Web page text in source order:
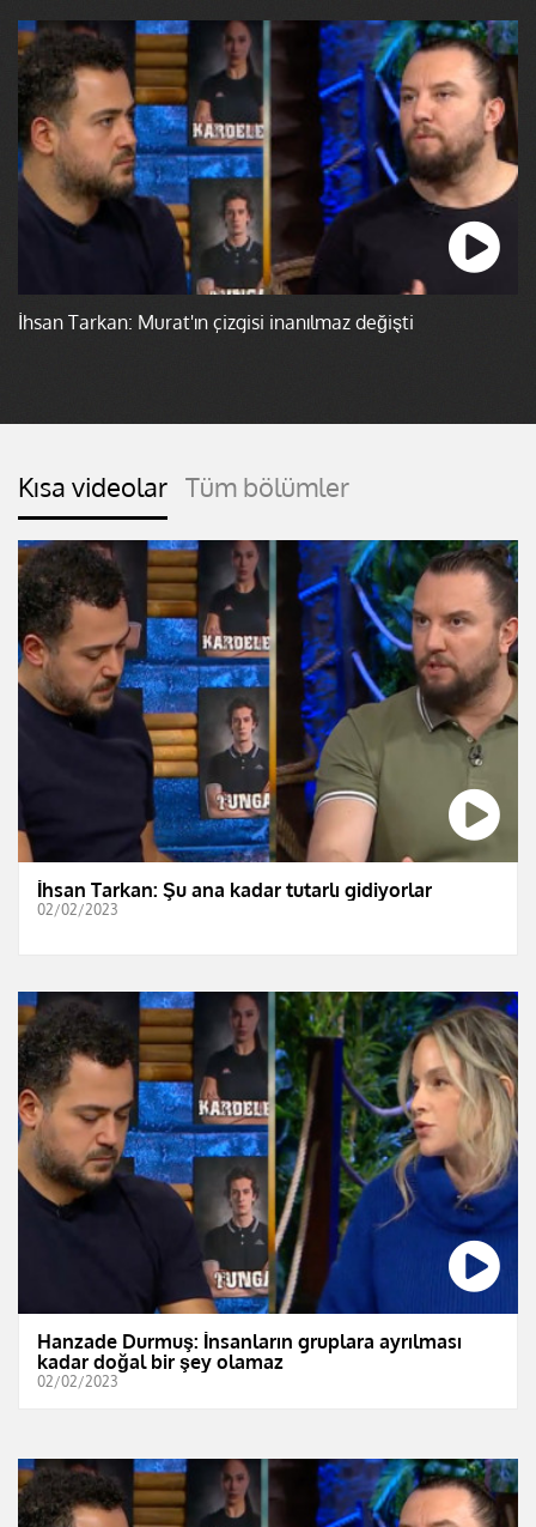
İhsan Tarkan: Murat'ın çizgisi inanılmaz değişti
Kısa videolar Tüm bölümler
İhsan Tarkan: Şu ana kadar tutarlı gidiyorlar
02/02/2023
Hanzade Durmuş: İnsanların gruplara ayrılması
kadar doğal bir şey olamaz
02/02/2023